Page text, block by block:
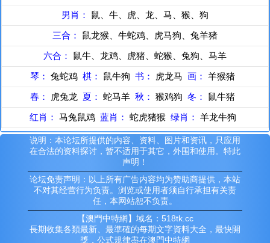
男肖： 鼠、牛、虎、龙、马、猴、狗
三合： 鼠龙猴、牛蛇鸡、虎马狗、兔羊猪
六合： 鼠牛、龙鸡、虎猪、蛇猴、兔狗、马羊
琴： 兔蛇鸡 棋： 鼠牛狗 书： 虎龙马 画： 羊猴猪
春：
虎兔龙 夏： 蛇马羊 秋： 猴鸡狗 冬： 鼠牛猪
红肖： 马兔鼠鸡 蓝肖： 蛇虎猪猴 绿肖： 羊龙牛狗
说明：本论坛所提供的内容、资料、图片和资讯，只应用
在合法的资料探讨，暂不适用于其它，外围和使用。特此
声明！
论坛免责声明：以上所有广告内容均为赞助商提供，本站
不对其经营行为负责。浏览或使用者须自行承担有关责
任，本网站恕不负责。
【澳門中特網】域名：518tk.cc
長期收集各類最新、最準確的每期文字資料大全，最快開
獎，公式規律盡在澳門中特網